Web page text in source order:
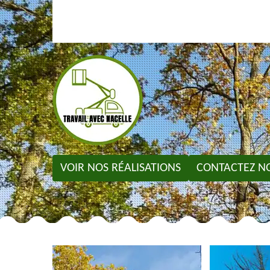
VOIR NOS RÉALISATIONS CONTACTEZ